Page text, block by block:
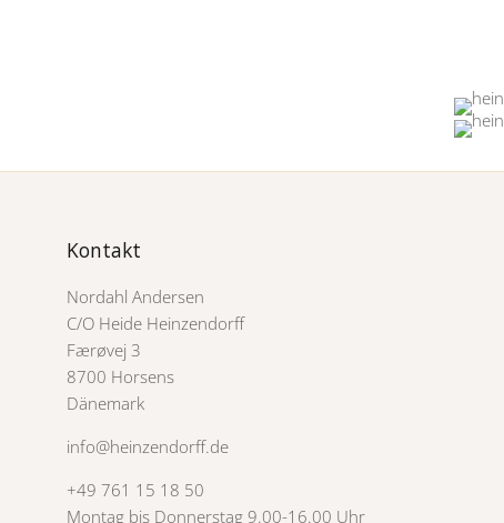
Kontakt
Nordahl Andersen
C/O Heide Heinzendorff
Færøvej 3
8700 Horsens
Dänemark
info@heinzendorff.de
+49 761 15 18 50
Montag bis Donnerstag 9.00-16.00 Uhr